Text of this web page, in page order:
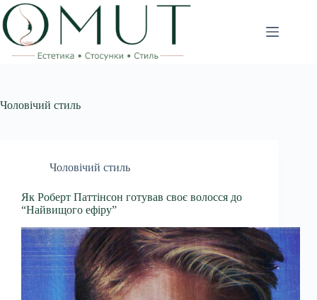
Перейти
до
вмісту
Чоловічий стиль
Чоловічий стиль
Як Роберт Паттінсон готував своє волосся до
“Найвищого ефіру”